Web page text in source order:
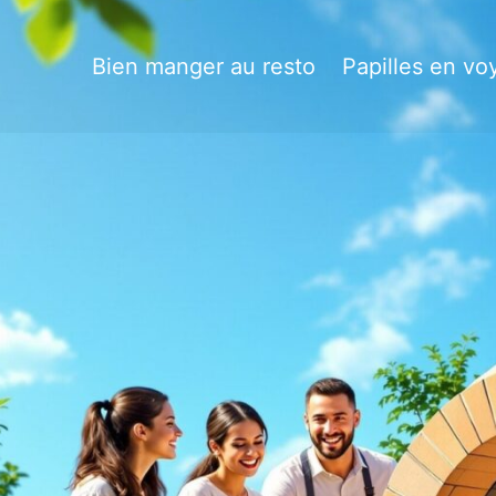
Bien manger au resto Papilles en